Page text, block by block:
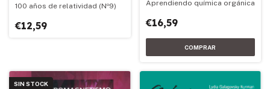
100 años de relatividad (Nº9)
€12,59
Aprendiendo química orgánica
€16,59
SIN STOCK